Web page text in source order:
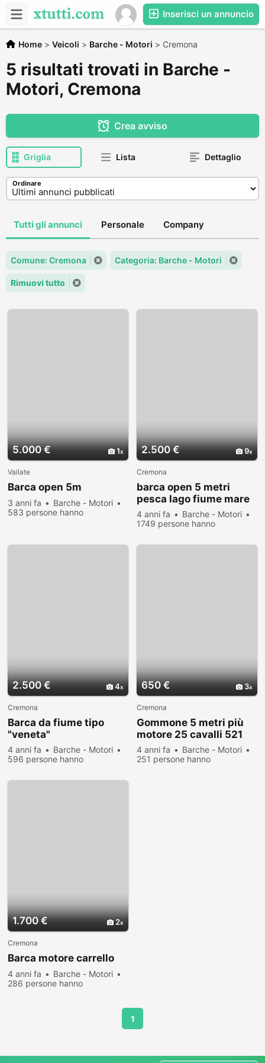
Inserisci un annuncio
Home > Veicoli > Barche - Motori > Cremona
5 risultati trovati in Barche -
Motori, Cremona
Crea avviso
Griglia Lista Dettaglio
Ordinare
Tutti gli annunci Personale Company
Comune: Cremona Categoria: Barche - Motori
Rimuovi tutto
5.000 € 1
Vailate
Barca open 5m
3 anni fa
Barche - Motori
583 persone hanno
2.500 € 9
Cremona
barca open 5 metri
pesca lago fiume mare
4 anni fa
Barche - Motori
1749 persone hanno
2.500 € 4
Cremona
Barca da fiume tipo
"veneta"
4 anni fa
Barche - Motori
596 persone hanno
650 € 3
Cremona
Gommone 5 metri più
motore 25 cavalli 521
4 anni fa
Barche - Motori
251 persone hanno
1.700 € 2
Cremona
Barca motore carrello
4 anni fa
Barche - Motori
286 persone hanno
1